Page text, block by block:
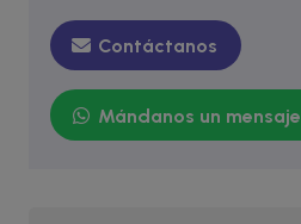
Contáctanos
Mándanos un mensaje